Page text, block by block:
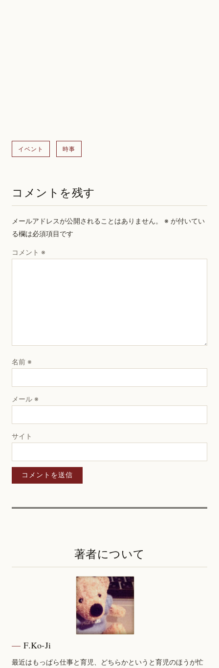
イベント 時事
コメントを残す
メールアドレスが公開されることはありません。 ※ が付いてい
る欄は必須項目です
コメント ※
名前 ※
メール ※
サイト
著者について
F.Ko-Ji
最近はもっぱら仕事と育児、どちらかというと育児のほうが忙